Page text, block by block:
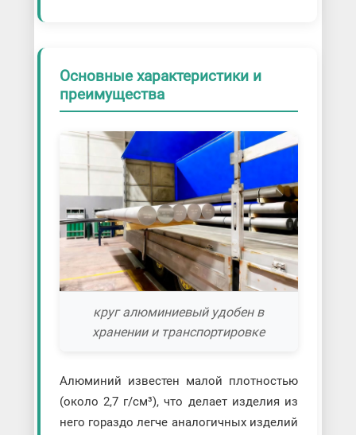
Основные характеристики и
преимущества
круг алюминиевый удобен в
хранении и транспортировке
Алюминий известен малой плотностью
(около 2,7 г/см³), что делает изделия из
него гораздо легче аналогичных изделий